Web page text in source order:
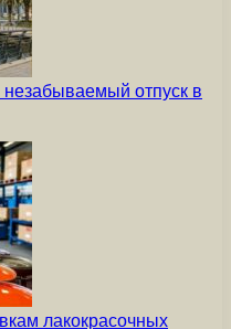
отпуск в
лакокрасочных